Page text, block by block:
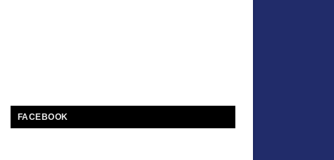
FACEBOOK